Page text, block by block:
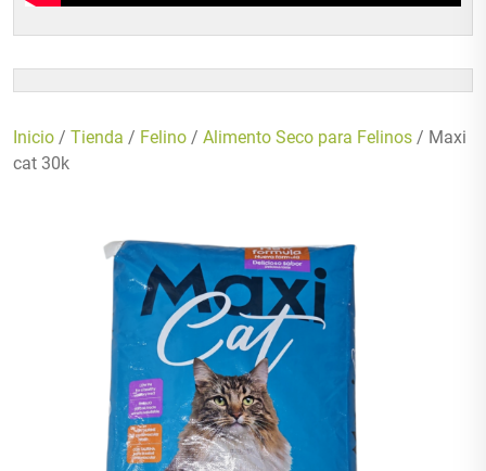
Inicio / Tienda / Felino / Alimento Seco para Felinos / Maxi
cat 30k